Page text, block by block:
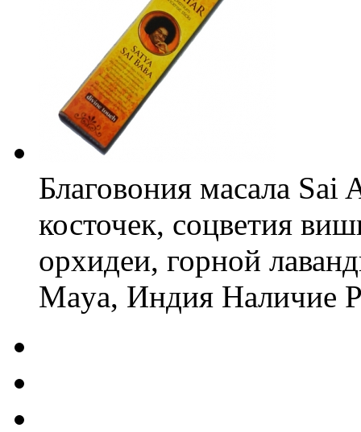
Благовония масала Sai
косточек, соцветия
орхидеи, горной
Maya, Индия Наличие